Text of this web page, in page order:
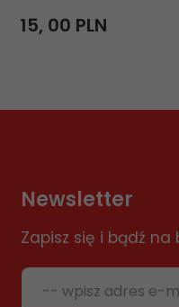
15, 00 PLN
Newsletter
Zapisz się i bądź na
-- wpisz adres e-